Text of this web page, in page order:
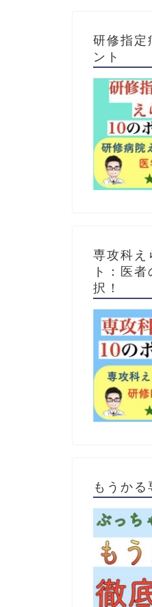
研修指
ント
専攻科
ト：医
択！
もうかる